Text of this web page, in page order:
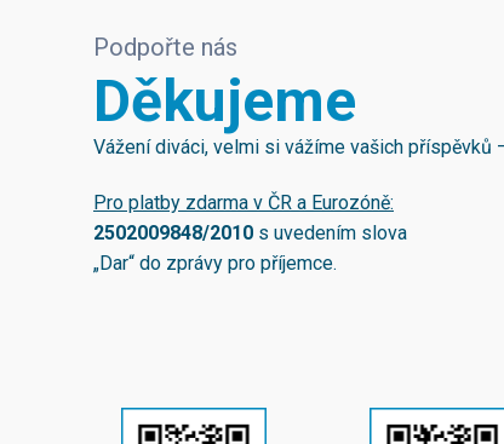
Podpořte nás
Děkujeme
Vážení diváci, velmi si vážíme vašich příspěvků
Pro platby zdarma v ČR a Eurozóně:
2502009848/2010 s uvedením slova
„Dar“ do zprávy pro příjemce.